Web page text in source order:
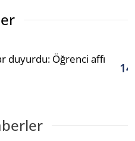
duyurdu: Öğrenci affı